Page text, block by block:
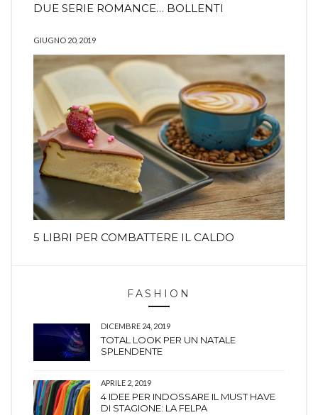
DUE SERIE ROMANCE… BOLLENTI
GIUGNO 20, 2019
5 LIBRI PER COMBATTERE IL CALDO
FASHION
DICEMBRE 24, 2019
TOTAL LOOK PER UN NATALE
SPLENDENTE
APRILE 2, 2019
4 IDEE PER INDOSSARE IL MUST HAVE
DI STAGIONE: LA FELPA